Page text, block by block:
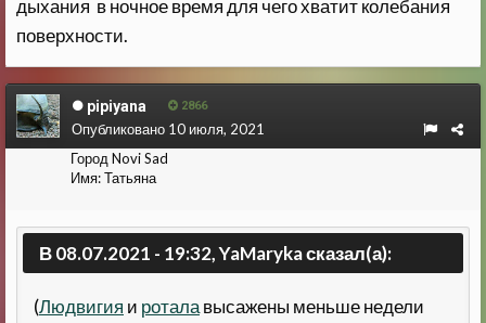
дыхания в ночное время для чего хватит колебания
поверхности.
pipiyana 2866
Город Novi Sad
Имя:Татьяна
Опубликовано 10 июля, 2021
В 08.07.2021 - 19:32, YaMaryka сказал(а):
(Людвигия и роталавысажены меньше недели